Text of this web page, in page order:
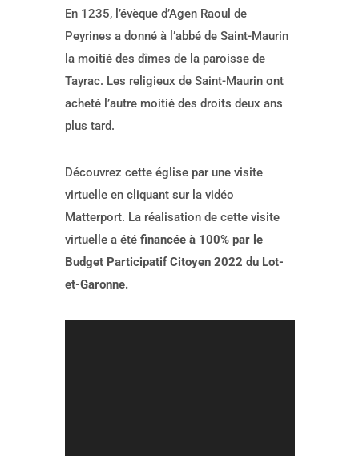
En 1235, l’évèque d’Agen Raoul de
Peyrines a donné à l’abbé de Saint-Maurin
la moitié des dîmes de la paroisse de
Tayrac. Les religieux de Saint-Maurin ont
acheté l’autre moitié des droits deux ans
plus tard.
Découvrez cette église par une visite
virtuelle en cliquant sur la vidéo
Matterport. La réalisation de cette visite
virtuelle a étéfinancée à 100% par le
Budget Participatif Citoyen 2022 du Lot-
et-Garonne.